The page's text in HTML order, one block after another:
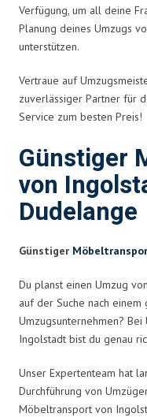
Verfügung, um all deine
Planung deines Umzugs
unterstützen.
Vertraue auf
zuverlässiger Partner für
Service zum besten Preis!
Günstiger
von
Dudelange
Günstiger
Du planst einen Umzug
auf der Suche nach
Umzugsunternehmen?
Ingolstadt bist du genau
Unser Expertenteam hat
Durchführung von
Möbeltransport von